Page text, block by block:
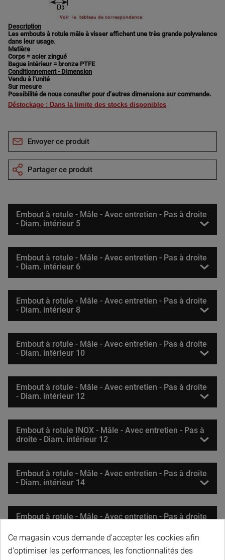
Description
Les embouts à rotule mâle à visser affichent une très grande polyvalence
dans leur usage.
Matière
Corps = acier zingué
Bague intérieur = bronze PTFE
Conditionnement - Dimension
Vendu à l’unité
Sur mesure
Possibilité de nous consulter pour d’autres dimensions sur commande.
Déstockage : Dans la limite des stocks disponibles
Envoyer ce produit
Partager ce produit
Embout à rotule - Mâle - Avec entretien - Pas à droite
- Diam. intérieur 5
Embout à rotule - Mâle - Avec entretien - Pas à droite
- Diam. intérieur 6
Embout à rotule - Mâle - Avec entretien - Pas à droite
- Diam. intérieur 8
Embout à rotule - Mâle - Avec entretien - Pas à droite
- Diam. intérieur 10
Embout à rotule - Mâle - Avec entretien - Pas à droite
- Diam. intérieur 12
Embout à rotule INOX - Mâle - Avec entretien - Pas à
droite - Diam. intérieur 12
Embout à rotule - Mâle - Avec entretien - Pas à droite
- Diam. intérieur 14
Embout à rotule - Mâle - Avec entretien - Pas à droite
Ce magasin vous demande d'accepter les cookies afin
d'optimiser les performances, les fonctionnalités des